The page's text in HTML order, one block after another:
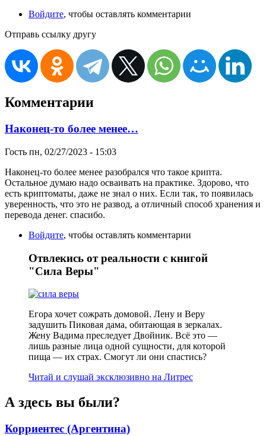
Войдите, чтобы оставлять комментарии
Отправь ссылку другу
Комментарии
Наконец-то более менее…
Гость пн, 02/27/2023 - 15:03
Наконец-то более менее разобрался что такое крипта.
Остальное думаю надо осваивать на практике. Здорово, что
есть криптоматы, даже не знал о них. Если так, то появилась
уверенность, что это не развод, а отличный способ хранения и
перевода денег. спасибо.
Войдите, чтобы оставлять комментарии
Отвлекись от реальности с книгой
"Сила Веры"
Егора хочет сожрать домовой. Лену и Веру
задушить Пиковая дама, обитающая в зеркалах.
Жену Вадима преследует Двойник. Всё это —
лишь разные лица одной сущности, для которой
пища — их страх. Смогут ли они спастись?
Читай и слушай эксклюзивно на Литрес
А здесь вы были?
Корриентес (Аргентина)